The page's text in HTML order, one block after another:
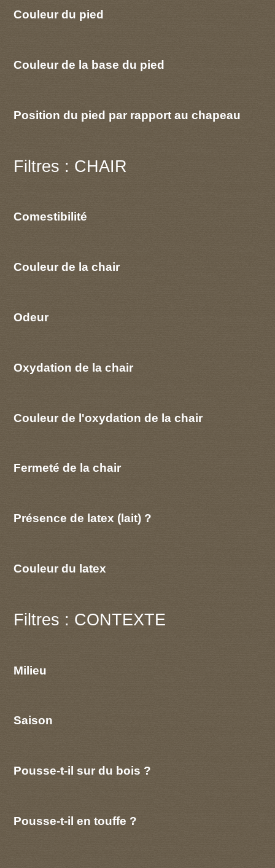
Couleur du pied
Couleur de la base du pied
Position du pied par rapport au chapeau
Filtres : CHAIR
Comestibilité
Couleur de la chair
Odeur
Oxydation de la chair
Couleur de l'oxydation de la chair
Fermeté de la chair
Présence de latex (lait) ?
Couleur du latex
Filtres : CONTEXTE
Milieu
Saison
Pousse-t-il sur du bois ?
Pousse-t-il en touffe ?